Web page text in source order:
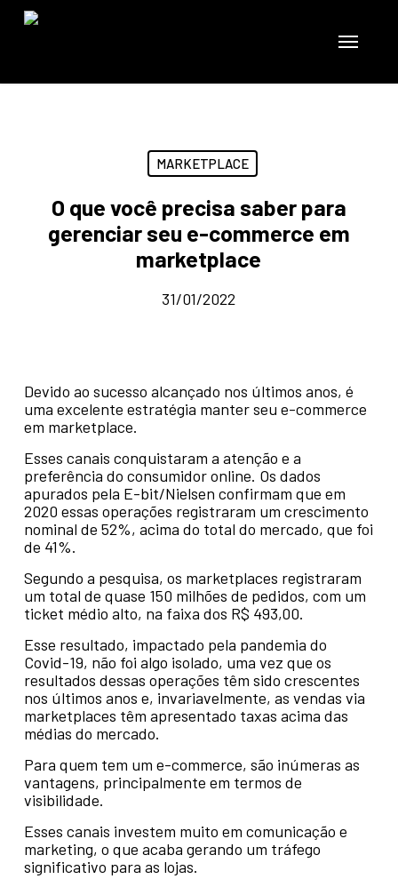
Skip
Menu
MARKETPLACE
O que você precisa saber para
gerenciar seu e-commerce em
marketplace
31/01/2022
Devido ao sucesso alcançado nos últimos anos, é
uma excelente estratégia manter seu e-commerce
em marketplace.
Esses canais conquistaram a atenção e a
preferência do consumidor online. Os dados
apurados pela E-bit/Nielsen confirmam que em
2020 essas operações registraram um crescimento
nominal de 52%, acima do total do mercado, que foi
de 41%.
Segundo a pesquisa, os marketplaces registraram
um total de quase 150 milhões de pedidos, com um
ticket médio alto, na faixa dos R$ 493,00.
Esse resultado, impactado pela pandemia do
Covid-19, não foi algo isolado, uma vez que os
resultados dessas operações têm sido crescentes
nos últimos anos e, invariavelmente, as vendas via
marketplaces têm apresentado taxas acima das
médias do mercado.
Para quem tem um e-commerce, são inúmeras as
vantagens, principalmente em termos de
visibilidade.
Esses canais investem muito em comunicação e
marketing, o que acaba gerando um tráfego
significativo para as lojas.